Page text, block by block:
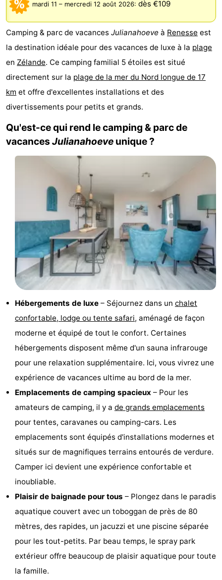
d'hôtes
Chaumières
-
Buitenheem
De
Oase
-
Duinoord
Ginsterveld
-
Julianahoeve
-
Zélande
Resort
Haamstede
Résidence
Hof
van
Haamstede
Schouwen
Schouwse
Valleien
-
Soeten
Haert
Wijde
Blick
Zeeland
Village
Zeeuwse
Kust
-
Zonnedorp
Hof
van
Haamstede
Hôtels
Last
minutes
Plages
faire
Lieux
d'intérêt
Musées
mardi 11 – mercredi 12 août 2026: dès €109
Camping & parc de vacances Julianahoeve à Renesse est
la destination idéale pour des vacances de luxe à la plage
en Zélande. Ce camping familial 5 étoiles est situé
directement sur la plage de la mer du Nord longue de 17
km et offre d'excellentes installations et des
divertissements pour petits et grands.
Qu'est-ce qui rend le camping & parc de
vacances Julianahoeve unique ?
Hébergements de luxe – Séjournez dans un chalet
confortable, lodge ou tente safari, aménagé de façon
moderne et équipé de tout le confort. Certaines
hébergements disposent même d'un sauna infrarouge
pour une relaxation supplémentaire. Ici, vous vivrez une
expérience de vacances ultime au bord de la mer.
Emplacements de camping spacieux – Pour les
amateurs de camping, il y a de grands emplacements
pour tentes, caravanes ou camping-cars. Les
emplacements sont équipés d'installations modernes et
situés sur de magnifiques terrains entourés de verdure.
Camper ici devient une expérience confortable et
inoubliable.
Plaisir de baignade pour tous – Plongez dans le paradis
aquatique couvert avec un toboggan de près de 80
mètres, des rapides, un jacuzzi et une piscine séparée
pour les tout-petits. Par beau temps, le spray park
extérieur offre beaucoup de plaisir aquatique pour toute
la famille.